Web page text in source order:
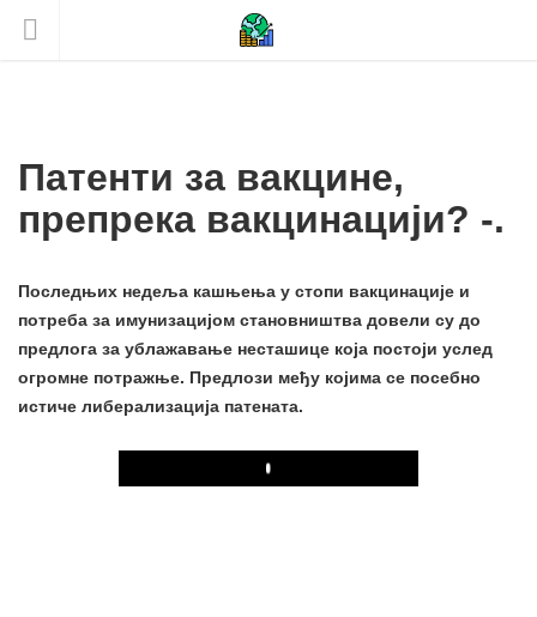
Патенти за вакцине,
препрека вакцинацији? -.
Последњих недеља кашњења у стопи вакцинације и
потреба за имунизацијом становништва довели су до
предлога за ублажавање несташице која постоји услед
огромне потражње. Предлози међу којима се посебно
истиче либерализација патената.
Play